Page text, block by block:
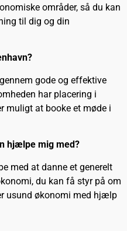
områder, så du kan
til dig og din
gode og effektive
har placering i
muligt at booke et møde i
hjælpe mig med?
med at danne et generelt
du kan få styr på om
usund økonomi med hjælp